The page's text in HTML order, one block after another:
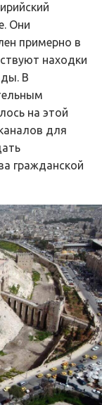
Они
примерно в
находки
В
на этой
для
гражданской